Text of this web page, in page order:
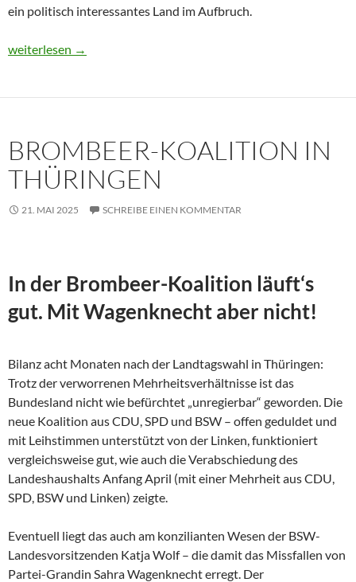
ein politisch interessantes Land im Aufbruch.
Usbekistan 2025: Unterwegs in einem Land im Aufbruch
weiterlesen →
BROMBEER-KOALITION IN
THÜRINGEN
21. MAI 2025 SCHREIBE EINEN KOMMENTAR
In der Brombeer-Koalition läuft‘s
gut. Mit Wagenknecht aber nicht!
Bilanz acht Monaten nach der Landtagswahl in Thüringen:
Trotz der verworrenen Mehrheitsverhältnisse ist das
Bundesland nicht wie befürchtet „unregierbar“ geworden. Die
neue Koalition aus CDU, SPD und BSW – offen geduldet und
mit Leihstimmen unterstützt von der Linken, funktioniert
vergleichsweise gut, wie auch die Verabschiedung des
Landeshaushalts Anfang April (mit einer Mehrheit aus CDU,
SPD, BSW und Linken) zeigte.
Eventuell liegt das auch am konzilianten Wesen der BSW-
Landesvorsitzenden Katja Wolf – die damit das Missfallen von
Partei-Grandin Sahra Wagenknecht erregt. Der